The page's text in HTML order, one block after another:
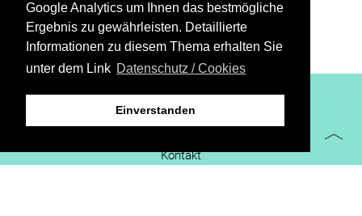
Google Analytics um Ihnen das bestmögliche
Ergebnis zu gewährleisten. Detaillierte
Informationen zu diesem Thema erhalten Sie
unter dem Link Datenschutz / Cookies
Einverstanden
XiBIT Infoguide 2021
Kontakt